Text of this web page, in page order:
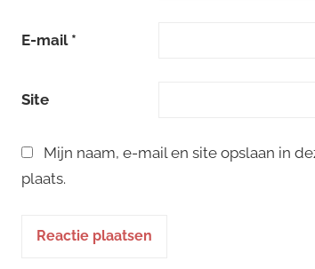
E-mail *
Site
Mijn naam, e-mail en site opslaan in
plaats.